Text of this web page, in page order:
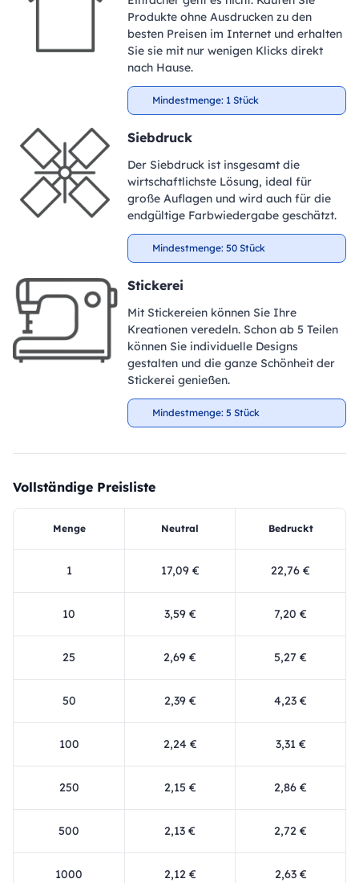
Produkte ohne Ausdrucken zu den
besten Preisen im Internet und erhalten
Sie sie mit nur wenigen Klicks direkt
nach Hause.
Mindestmenge: 1 Stück
Siebdruck
Der Siebdruck ist insgesamt die
wirtschaftlichste Lösung, ideal für
große Auflagen und wird auch für die
endgültige Farbwiedergabe geschätzt.
Mindestmenge: 50 Stück
Stickerei
Mit Stickereien können Sie Ihre
Kreationen veredeln. Schon ab 5 Teilen
können Sie individuelle Designs
gestalten und die ganze Schönheit der
Stickerei genießen.
Mindestmenge: 5 Stück
Vollständige Preisliste
Menge Neutral Bedruckt
1 17,09 € 22,76 €
10 3,59 € 7,20 €
25 2,69 € 5,27 €
50 2,39 € 4,23 €
100 2,24 € 3,31 €
250 2,15 € 2,86 €
500 2,13 € 2,72 €
1000 2,12 € 2,63 €